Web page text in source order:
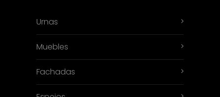
Urnas
Muebles
Fachadas